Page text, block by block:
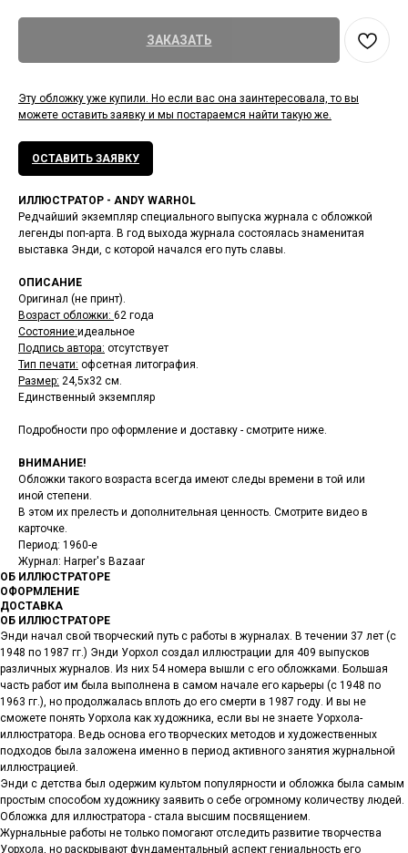
ЗАКАЗАТЬ
Эту обложку уже купили. Но если вас она заинтересовала, то вы
можете оставить заявку и мы постараемся найти такую же.
ОСТАВИТЬ ЗАЯВКУ
ИЛЛЮСТРАТОР - ANDY WARHOL
Редчайший экземпляр специального выпуска журнала с обложкой
легенды поп-арта. В год выхода журнала состоялась знаменитая
выставка Энди, с которой начался его путь славы.
ОПИСАНИЕ
Оригинал (не принт).
Возраст обложки: 62 года
Состояние:идеальное
Подпись автора: отсутствует
Тип печати: офсетная литография.
Размер: 24,5х32 см.
Единственный экземпляр
Подробности про оформление и доставку - смотрите ниже.
ВНИМАНИЕ!
Обложки такого возраста всегда имеют следы времени в той или
иной степени.
В этом их прелесть и дополнительная ценность. Смотрите видео в
карточке.
Период: 1960-е
Журнал: Harper's Bazaar
ОБ ИЛЛЮСТРАТОРЕ
ОФОРМЛЕНИЕ
ДОСТАВКА
ОБ ИЛЛЮСТРАТОРЕ
Энди начал свой творческий путь с работы в журналах. В течении 37 лет (с
1948 по 1987 гг.) Энди Уорхол создал иллюстрации для 409 выпусков
различных журналов. Из них 54 номера вышли с его обложками. Большая
часть работ им была выполнена в самом начале его карьеры (с 1948 по
1963 гг.), но продолжалась вплоть до его смерти в 1987 году. И вы не
сможете понять Уорхола как художника, если вы не знаете Уорхола-
иллюстратора. Ведь основа его творческих методов и художественных
подходов была заложена именно в период активного занятия журнальной
иллюстрацией.
Энди с детства был одержим культом популярности и обложка была самым
простым способом художнику заявить о себе огромному количеству людей.
Обложка для иллюстратора - стала высшим посвящением.
Журнальные работы не только помогают отследить развитие творчества
Уорхола, но раскрывают фундаментальный аспект гениальность его